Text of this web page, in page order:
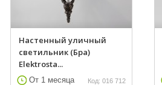
Настенный уличный
светильник (Бра)
Elektrosta...
От 1 месяца Код: 016 712